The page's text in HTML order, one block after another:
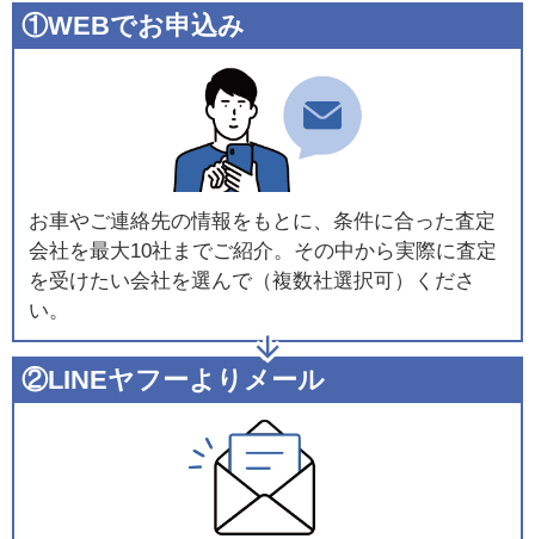
①WEBでお申込み
お車やご連絡先の情報をもとに、条件に合った査定
会社を最大10社までご紹介。その中から実際に査定
を受けたい会社を選んで（複数社選択可）くださ
い。
②LINEヤフーよりメール